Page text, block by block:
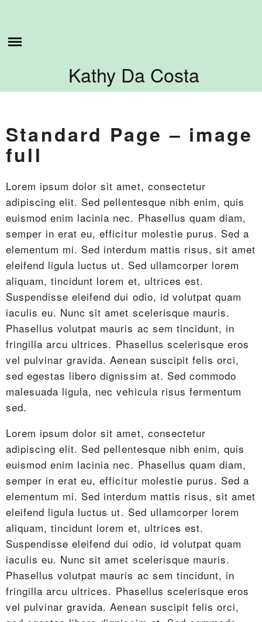
content
Kathy Da CostaTUTORIALES
Standard Page – image
full
Lorem ipsum dolor sit amet, consectetur
adipiscing elit. Sed pellentesque nibh enim, quis
euismod enim lacinia nec. Phasellus quam diam,
semper in erat eu, efficitur molestie purus. Sed a
elementum mi. Sed interdum mattis risus, sit amet
eleifend ligula luctus ut. Sed ullamcorper lorem
aliquam, tincidunt lorem et, ultrices est.
Suspendisse eleifend dui odio, id volutpat quam
iaculis eu. Nunc sit amet scelerisque mauris.
Phasellus volutpat mauris ac sem tincidunt, in
fringilla arcu ultrices. Phasellus scelerisque eros
vel pulvinar gravida. Aenean suscipit felis orci,
sed egestas libero dignissim at. Sed commodo
malesuada ligula, nec vehicula risus fermentum
sed.
Lorem ipsum dolor sit amet, consectetur
adipiscing elit. Sed pellentesque nibh enim, quis
euismod enim lacinia nec. Phasellus quam diam,
semper in erat eu, efficitur molestie purus. Sed a
elementum mi. Sed interdum mattis risus, sit amet
eleifend ligula luctus ut. Sed ullamcorper lorem
aliquam, tincidunt lorem et, ultrices est.
Suspendisse eleifend dui odio, id volutpat quam
iaculis eu. Nunc sit amet scelerisque mauris.
Phasellus volutpat mauris ac sem tincidunt, in
fringilla arcu ultrices. Phasellus scelerisque eros
vel pulvinar gravida. Aenean suscipit felis orci,